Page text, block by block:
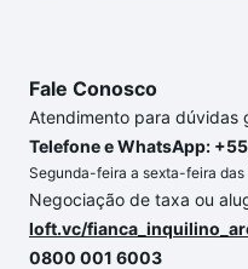
Fale Conosco
Atendimento para dúvidas
Telefone e WhatsApp:
Segunda-feira a sexta-feira das
Negociação de taxa ou
loft.vc/
0800 001 6003